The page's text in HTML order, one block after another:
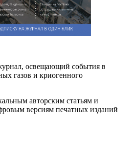
освещающий события в
газов и криогенного
авторским статьям и
версиям печатных изданий